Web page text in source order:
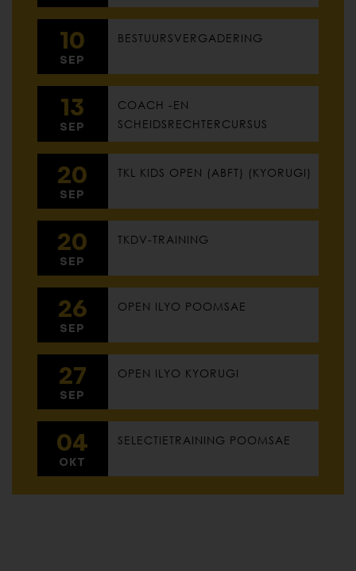
10
SEP
BESTUURSVERGADERING
13
SEP
COACH -EN
SCHEIDSRECHTERCURSUS
20
SEP
TKL KIDS OPEN (ABFT) (KYORUGI)
20
SEP
TKDV-TRAINING
26
SEP
OPEN ILYO POOMSAE
27
SEP
OPEN ILYO KYORUGI
04
OKT
SELECTIETRAINING POOMSAE